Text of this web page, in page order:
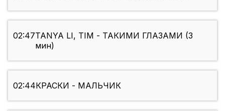
02:47TANYA LI, TIM - ТАКИМИ ГЛАЗАМИ (3
мин)
02:44КРАСКИ - МАЛЬЧИК